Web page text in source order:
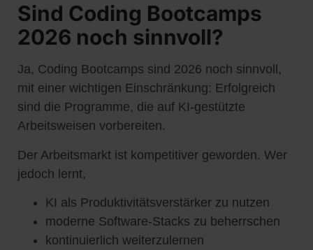
Sind Coding Bootcamps
2026 noch sinnvoll?
Ja, Coding Bootcamps sind 2026 noch sinnvoll,
mit einer wichtigen Einschränkung: Erfolgreich
sind die Programme, die auf KI-gestützte
Arbeitsweisen vorbereiten.
Der Arbeitsmarkt ist kompetitiver geworden. Wer
jedoch lernt,
KI als Produktivitätsverstärker zu nutzen
moderne Software-Stacks zu beherrschen
kontinuierlich weiterzulernen